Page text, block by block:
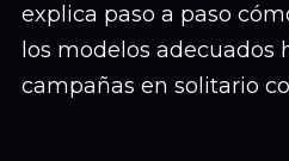
explica paso a paso
los modelos
campañas en solitario